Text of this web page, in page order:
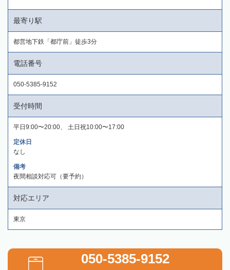
最寄り駅
都営地下鉄「都庁前」徒歩3分
電話番号
050-5385-9152
受付時間
平日9:00〜20:00、 土日祝10:00〜17:00
定休日
なし
備考
夜間相談対応可（要予約）
対応エリア
東京
050-5385-9152